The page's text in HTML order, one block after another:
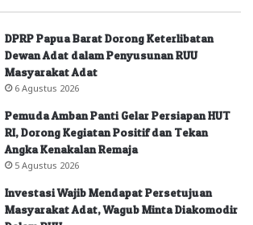
DPRP Papua Barat Dorong Keterlibatan
Dewan Adat dalam Penyusunan RUU
Masyarakat Adat
6 Agustus 2026
Pemuda Amban Panti Gelar Persiapan HUT
RI, Dorong Kegiatan Positif dan Tekan
Angka Kenakalan Remaja
5 Agustus 2026
Investasi Wajib Mendapat Persetujuan
Masyarakat Adat, Wagub Minta Diakomodir